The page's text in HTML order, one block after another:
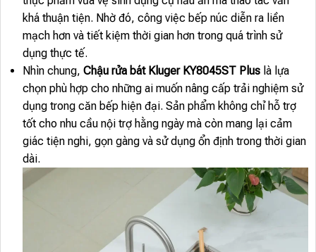
khá thuận tiện. Nhờ đó, công việc bếp núc diễn ra liền
mạch hơn và tiết kiệm thời gian hơn trong quá trình sử
dụng thực tế.
Nhìn chung, Chậu rửa bát Kluger KY8045ST Pluslà lựa
chọn phù hợp cho những ai muốn nâng cấp trải nghiệm sử
dụng trong căn bếp hiện đại. Sản phẩm không chỉ hỗ trợ
tốt cho nhu cầu nội trợ hằng ngày mà còn mang lại cảm
giác tiện nghi, gọn gàng và sử dụng ổn định trong thời gian
dài.